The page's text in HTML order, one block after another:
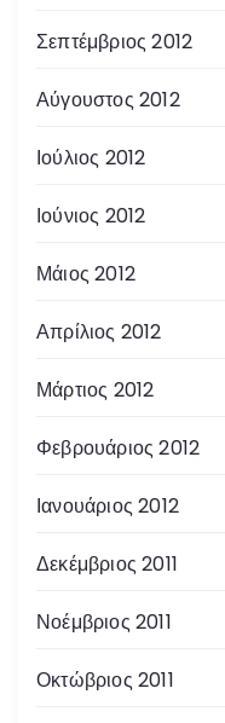
Σεπτέμβριος 2012
Αύγουστος 2012
Ιούλιος 2012
Ιούνιος 2012
Μάιος 2012
Απρίλιος 2012
Μάρτιος 2012
Φεβρουάριος 2012
Ιανουάριος 2012
Δεκέμβριος 2011
Νοέμβριος 2011
Οκτώβριος 2011